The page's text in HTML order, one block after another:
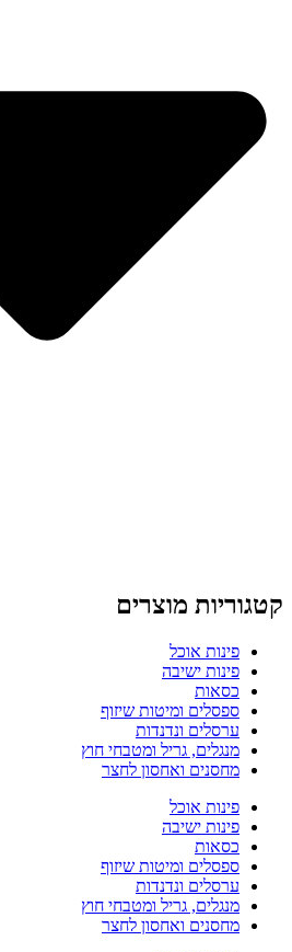
קטגוריות מוצרים
פינות אוכל
פינות ישיבה
כסאות
ספסלים ומיטות שיזוף
ערסלים ונדנדות
מנגלים, גריל ומטבחי חוץ
מחסנים ואחסון לחצר
פינות אוכל
פינות ישיבה
כסאות
ספסלים ומיטות שיזוף
ערסלים ונדנדות
מנגלים, גריל ומטבחי חוץ
מחסנים ואחסון לחצר